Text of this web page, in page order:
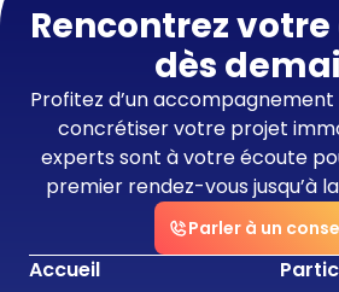
Rencontrez
dès
Profitez d’un
concrétiser votre projet
experts sont à votre écoute
premier rendez-vous jusqu’à
Parler à un
Accueil